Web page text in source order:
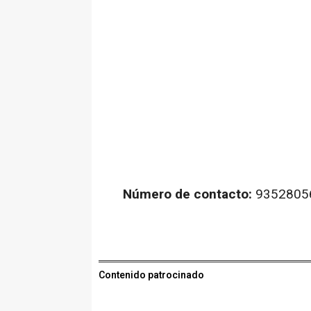
Número de contacto:
Contenido patrocinado